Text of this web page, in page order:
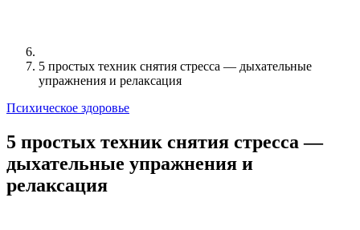
5 простых техник снятия стресса — дыхательные
упражнения и релаксация
Психическое здоровье
5 простых техник снятия стресса —
дыхательные упражнения и
релаксация